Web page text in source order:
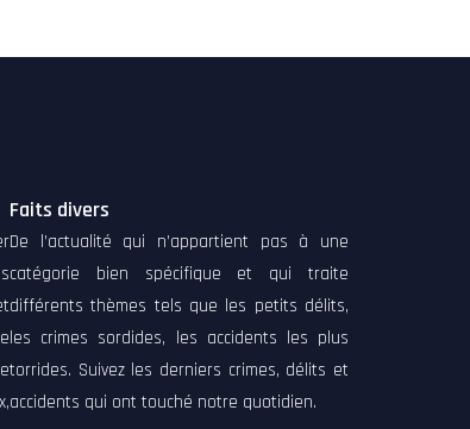
Faits divers
De l’actualité qui n’appartient pas à une
catégorie bien spécifique et qui traite
différents thèmes tels que les petits délits,
les crimes sordides, les accidents les plus
torrides. Suivez les derniers crimes, délits et
accidents qui ont touché notre quotidien.